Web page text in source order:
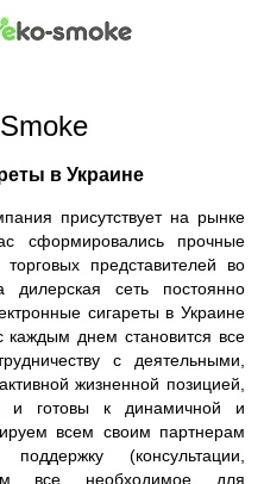
в Украине
присутствует на рынке
сформировались прочные
представителей во
сеть постоянно
сигареты в Украине
каждым днем становится все
с деятельными,
жизненной позицией,
и готовы к динамичной и
всем своим партнерам
(консультации,
все необходимое для